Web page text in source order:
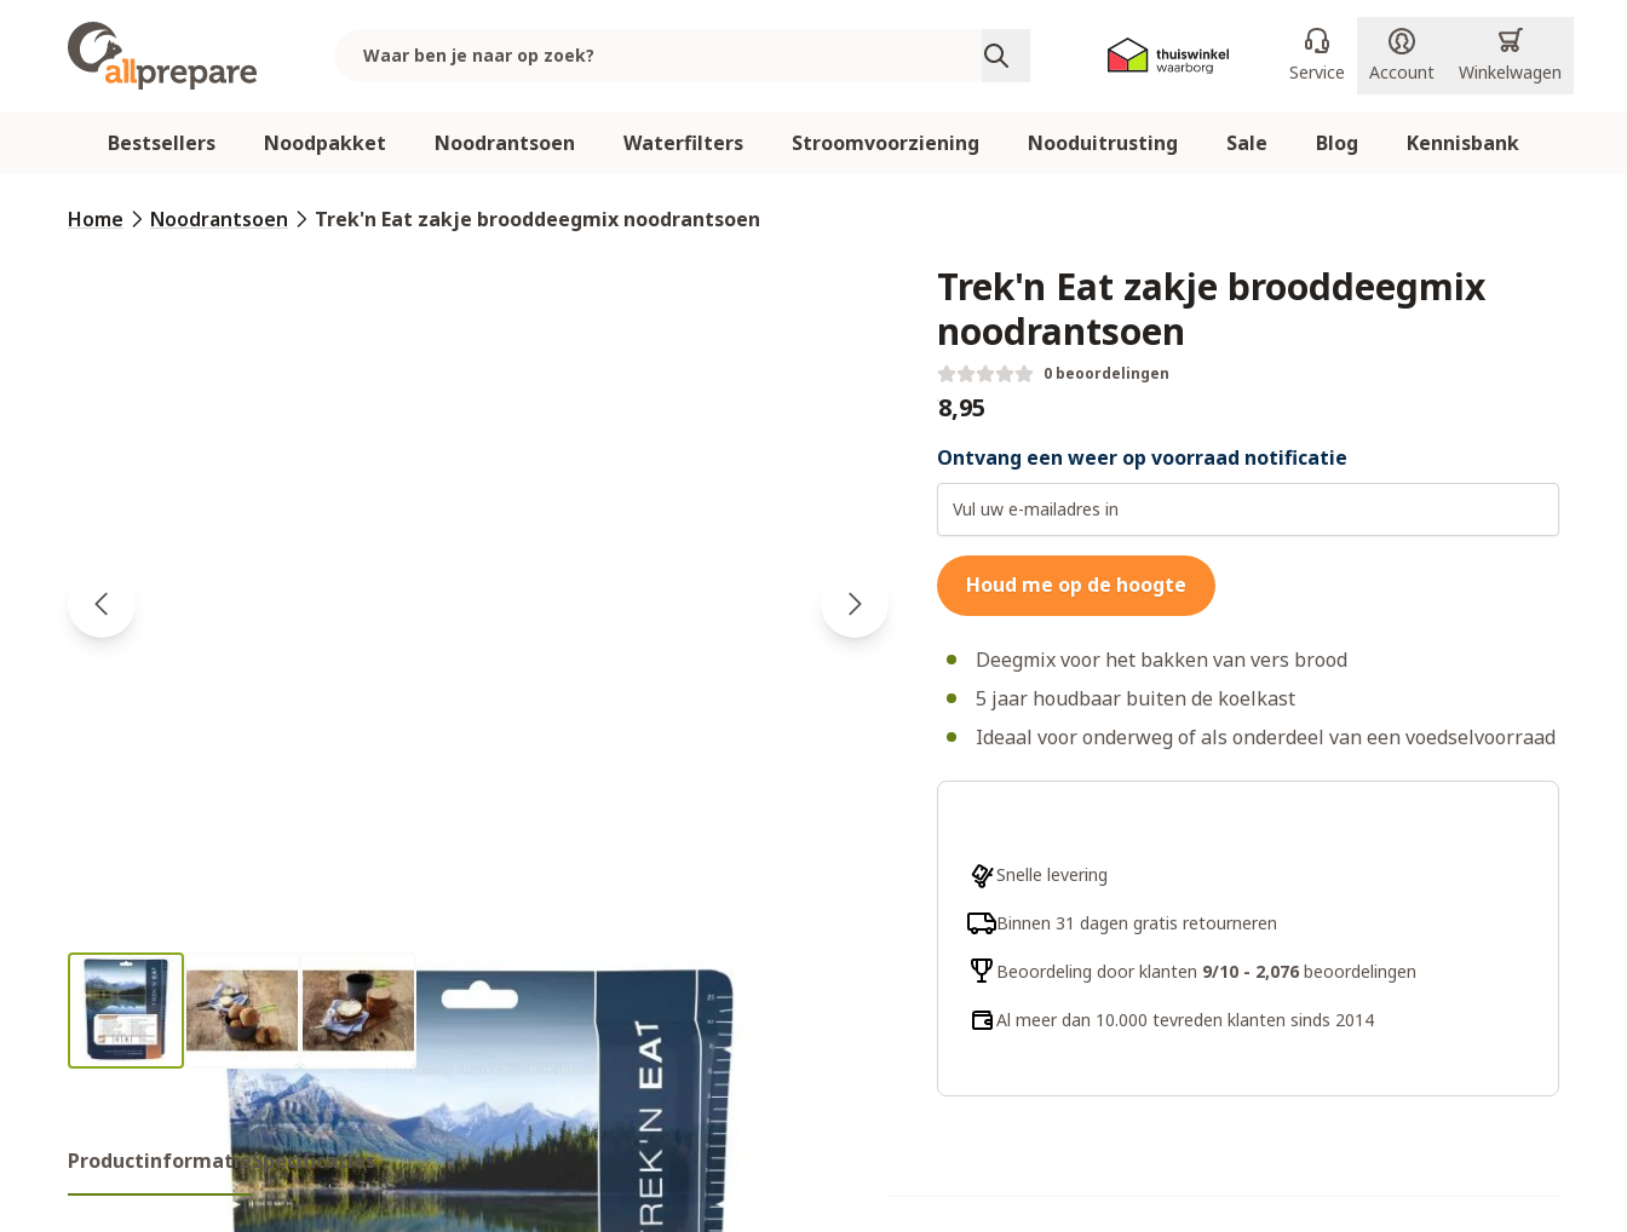
Bestsellers Noodpakket Noodrantsoen Waterfilters Stroomvoorziening Nooduitrusting Sale Blog Kennisbank
Service Account Winkelwagen
Home Noodrantsoen Trek'n Eat zakje brooddeegmix noodrantsoen
Trek'n Eat zakje brooddeegmix
noodrantsoen
0 beoordelingen
€8,95
Ontvang een weer op voorraad notificatie
Houd me op de hoogte
Deegmix voor het bakken van vers brood
5 jaar houdbaar buiten de koelkast
Ideaal voor onderweg of als onderdeel van een voedselvoorraad
Snelle levering
Binnen 31 dagen gratis retourneren
Beoordeling door klanten 9/10 - 2,076beoordelingen
Al meer dan 10.000 tevreden klanten sinds 2014
ProductinformatieSpecificaties